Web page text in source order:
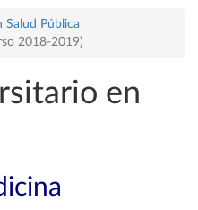
Salud Pública
2018-2019)
en